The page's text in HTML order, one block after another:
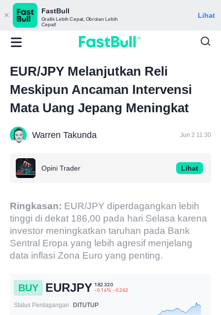
FastBull
Grafik Lebih Cepat, Obrolan Lebih
Cepat!
Lihat
EUR/JPY Melanjutkan Reli
Meskipun Ancaman Intervensi
Mata Uang Jepang Meningkat
Warren Takunda Jun 2 11:30
Opini Trader Lihat
Ringkasan: EUR/JPY diperdagangkan lebih
tinggi di dekat 186,00 pada hari Selasa karena
investor meningkatkan taruhan pada Bank
Sentral Eropa yang lebih agresif menjelang
data inflasi Zona Euro yang penting.
BUY EURJPY
Status Perdagangan DITUTUP